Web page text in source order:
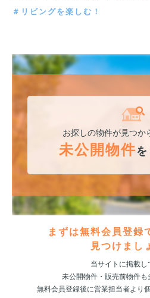
＃リビングを楽しむ！
お探しの物件が見つか
未公開物件
まずは無料会員登録
見つけまし
当サイトに掲載し
未公開物件・販売前物件も
無料会員登録後に営業担当者より